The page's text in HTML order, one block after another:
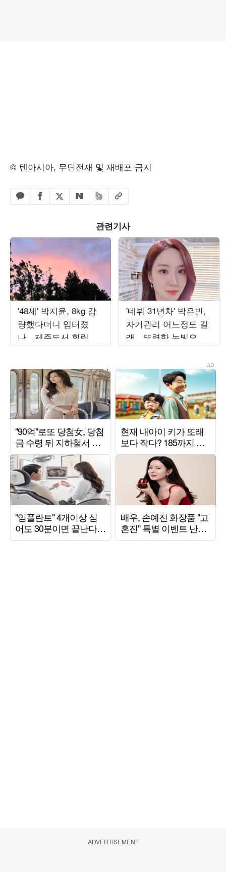
© 텐아시아, 무단전재 및 재배포 금지
카카오톡 공유하기
페이스북 공유하기
엑스 공유하기
네이버 공유하기
밴드 공유하기
URL복사
관련기사
'48세' 박지윤, 8kg 감
량했다더니 입터졌
나…제주도서 힐링 제
대로 했다
'데뷔 31년차' 박은빈,
자기관리 어느정도 길
래…또렷한 눈빛으로
완성한 비주얼
ADVERTISEMENT